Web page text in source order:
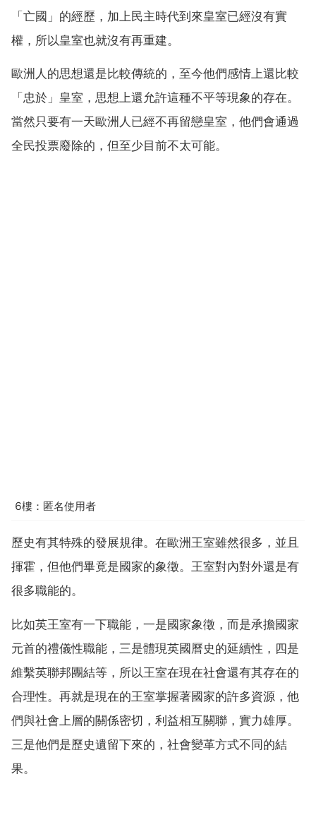
「亡國」的經歷，加上民主時代到來皇室已經沒有實
權，所以皇室也就沒有再重建。
歐洲人的思想還是比較傳統的，至今他們感情上還比較
「忠於」皇室，思想上還允許這種不平等現象的存在。
當然只要有一天歐洲人已經不再留戀皇室，他們會通過
全民投票廢除的，但至少目前不太可能。
6樓：匿名使用者
歷史有其特殊的發展規律。在歐洲王室雖然很多，並且
揮霍，但他們畢竟是國家的象徵。王室對內對外還是有
很多職能的。
比如英王室有一下職能，一是國家象徵，而是承擔國家
元首的禮儀性職能，三是體現英國曆史的延續性，四是
維繫英聯邦團結等，所以王室在現在社會還有其存在的
合理性。再就是現在的王室掌握著國家的許多資源，他
們與社會上層的關係密切，利益相互關聯，實力雄厚。
三是他們是歷史遺留下來的，社會變革方式不同的結
果。